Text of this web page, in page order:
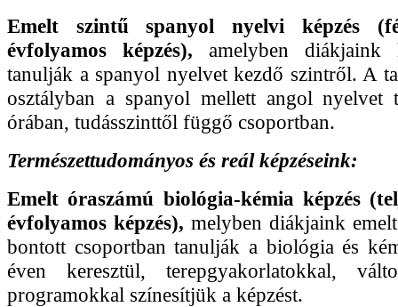
Emelt szintű spanyol nyelvi képzés
évfolyamos képzés), amelyben
tanulják a spanyol nyelvet kezdő szintről. A
osztályban a spanyol mellett angol nyelvet
órában, tudásszinttől függő csoportban.
Természettudományos és reál képzéseink:
Emelt óraszámú biológia-kémia képzés
évfolyamos képzés), melyben diákjaink
bontott csoportban tanulják a biológia és
éven keresztül, terepgyakorlatokkal,
programokkal színesítjük a képzést.